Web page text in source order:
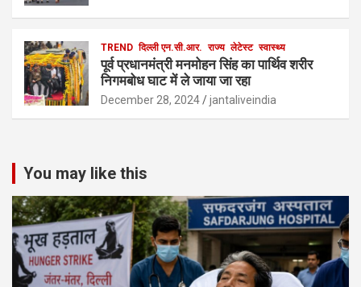
TREND दिल्ली एन.सी.आर. राज्य लेटेस्ट स्वास्थ्य
पूर्व प्रधानमंत्री मनमोहन सिंह का पार्थिव शरीर
निगमबोध घाट में ले जाया जा रहा
December 28, 2024 jantaliveindia
You may like this